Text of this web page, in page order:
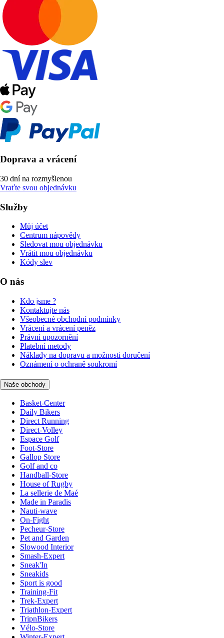
Doprava a vrácení
30 dní na rozmyšlenou
Vraťte svou objednávku
Služby
Můj účet
Centrum nápovědy
Sledovat mou objednávku
Vrátit mou objednávku
Kódy slev
O nás
Kdo jsme ?
Kontaktujte nás
Všeobecné obchodní podmínky
Vrácení a vrácení peněz
Právní upozornění
Platební metody
Náklady na dopravu a možnosti doručení
Oznámení o ochraně soukromí
Naše obchody
Basket-Center
Daily Bikers
Direct Running
Direct-Volley
Espace Golf
Foot-Store
Gallop Store
Golf and co
Handball-Store
House of Rugby
La sellerie de Maé
Made in Paradis
Nauti-wave
On-Fight
Pecheur-Store
Pet and Garden
Slowood Interior
Smash-Expert
Sneak'In
Sneakids
Sport is good
Training-Fit
Trek-Expert
Triathlon-Expert
TripnBikers
Vélo-Store